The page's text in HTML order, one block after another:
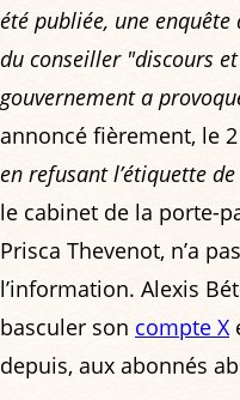
été publiée, une enquête
du conseiller "discours
gouvernement a
annoncé fièrement, le
en refusant l’étiquette
le cabinet de la porte-
Prisca Thevenot, n’a
l’information. Alexis
basculer son compte X
depuis, aux abonnés